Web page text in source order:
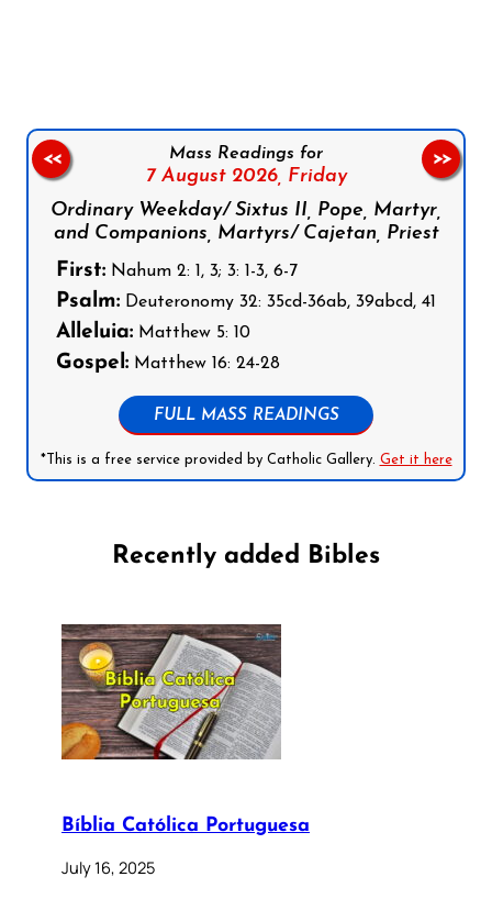
Mass Readings for
7 August 2026, Friday
Ordinary Weekday/ Sixtus II, Pope, Martyr,
and Companions, Martyrs/ Cajetan, Priest
First: Nahum 2: 1, 3; 3: 1-3, 6-7
Psalm: Deuteronomy 32: 35cd-36ab, 39abcd, 41
Alleluia: Matthew 5: 10
Gospel: Matthew 16: 24-28
FULL MASS READINGS
*This is a free service provided by Catholic Gallery. Get it here
<< >>
Recently added Bibles
Bíblia Católica Portuguesa
July 16, 2025